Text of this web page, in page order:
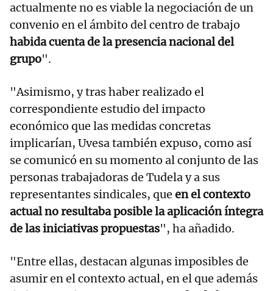
actualmente no es viable la negociación de un
convenio en el ámbito del centro de trabajo
habida cuenta de la presencia nacional del
grupo".
"Asimismo, y tras haber realizado el
correspondiente estudio del impacto
económico que las medidas concretas
implicarían, Uvesa también expuso, como así
se comunicó en su momento al conjunto de las
personas trabajadoras de Tudela y a sus
representantes sindicales, que en el contexto
actual no resultaba posible la aplicación íntegra
de las iniciativas propuestas", ha añadido.
"Entre ellas, destacan algunas imposibles de
asumir en el contexto actual, en el que además